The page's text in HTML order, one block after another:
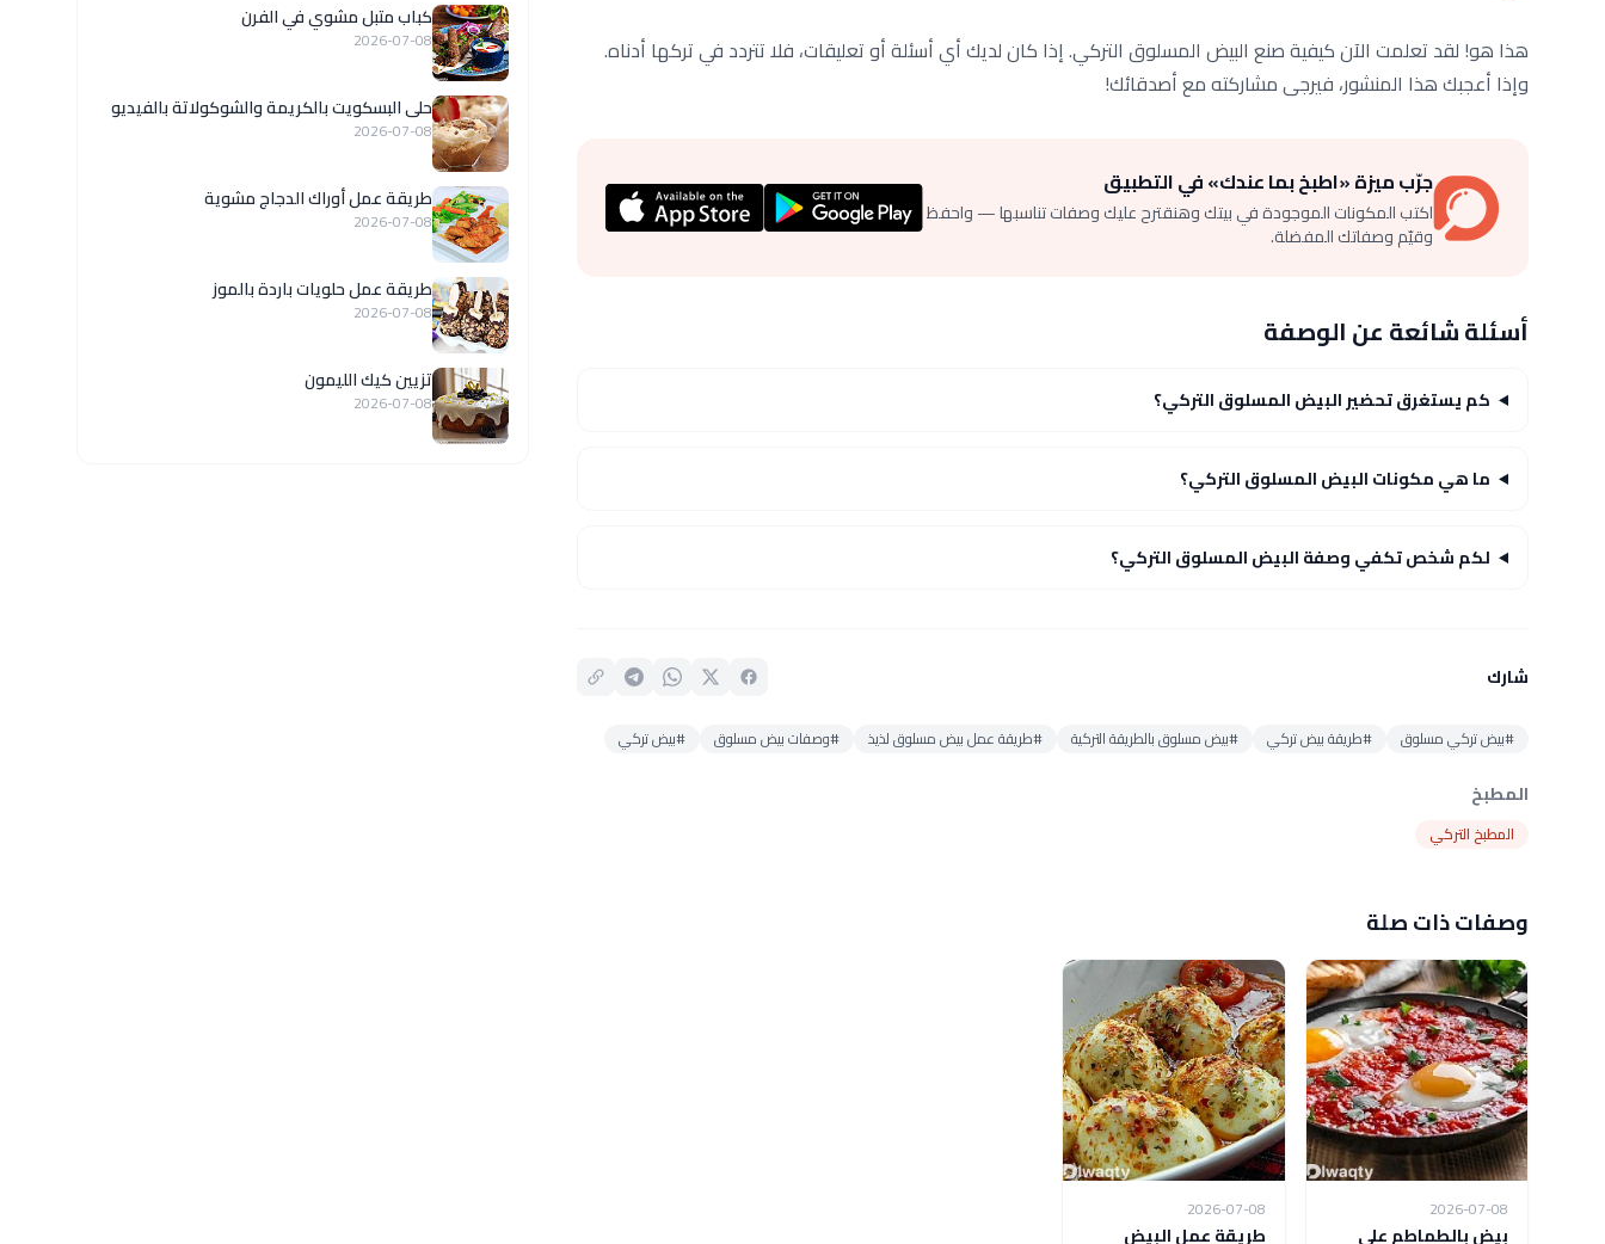
هذا هو! لقد تعلمت الآن كيفية صنع البيض المسلوق التركي. إذا كان لديك أي أسئلة أو تعليقات، فلا تتردد في تركها أدناه.
وإذا أعجبك هذا المنشور، فيرجى مشاركته مع أصدقائك!
جرّب ميزة «اطبخ بما عندك» في التطبيق
اكتب المكونات الموجودة في بيتك وهنقترح عليك وصفات تناسبها — واحفظ
وقيّم وصفاتك المفضلة.
أسئلة شائعة عن الوصفة
كم يستغرق تحضير البيض المسلوق التركي؟
ما هي مكونات البيض المسلوق التركي؟
لكم شخص تكفي وصفة البيض المسلوق التركي؟
شارك
#بيض تركي مسلوق #طريقة بيض تركي #بيض مسلوق بالطريقة التركية #طريقة عمل بيض مسلوق لذيذ #وصفات بيض مسلوق #بيض تركي
المطبخ
المطبخ التركي
وصفات ذات صلة
2026-07-08
بيض بالطماطم على
2026-07-08
طريقة عمل البيض
كباب متبل مشوي في الفرن
2026-07-08
حلى البسكويت بالكريمة والشوكولاتة بالفيديو
2026-07-08
طريقة عمل أوراك الدجاج مشوية
2026-07-08
طريقة عمل حلويات باردة بالموز
2026-07-08
تزيين كيك الليمون
2026-07-08